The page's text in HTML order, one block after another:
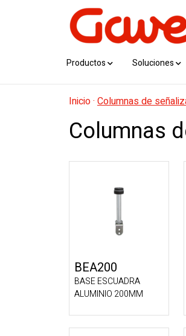
Productos Soluciones
Inicio· Columnas de
Columnas
BEA200
BASE ESCUADRA
ALUMINIO 200MM